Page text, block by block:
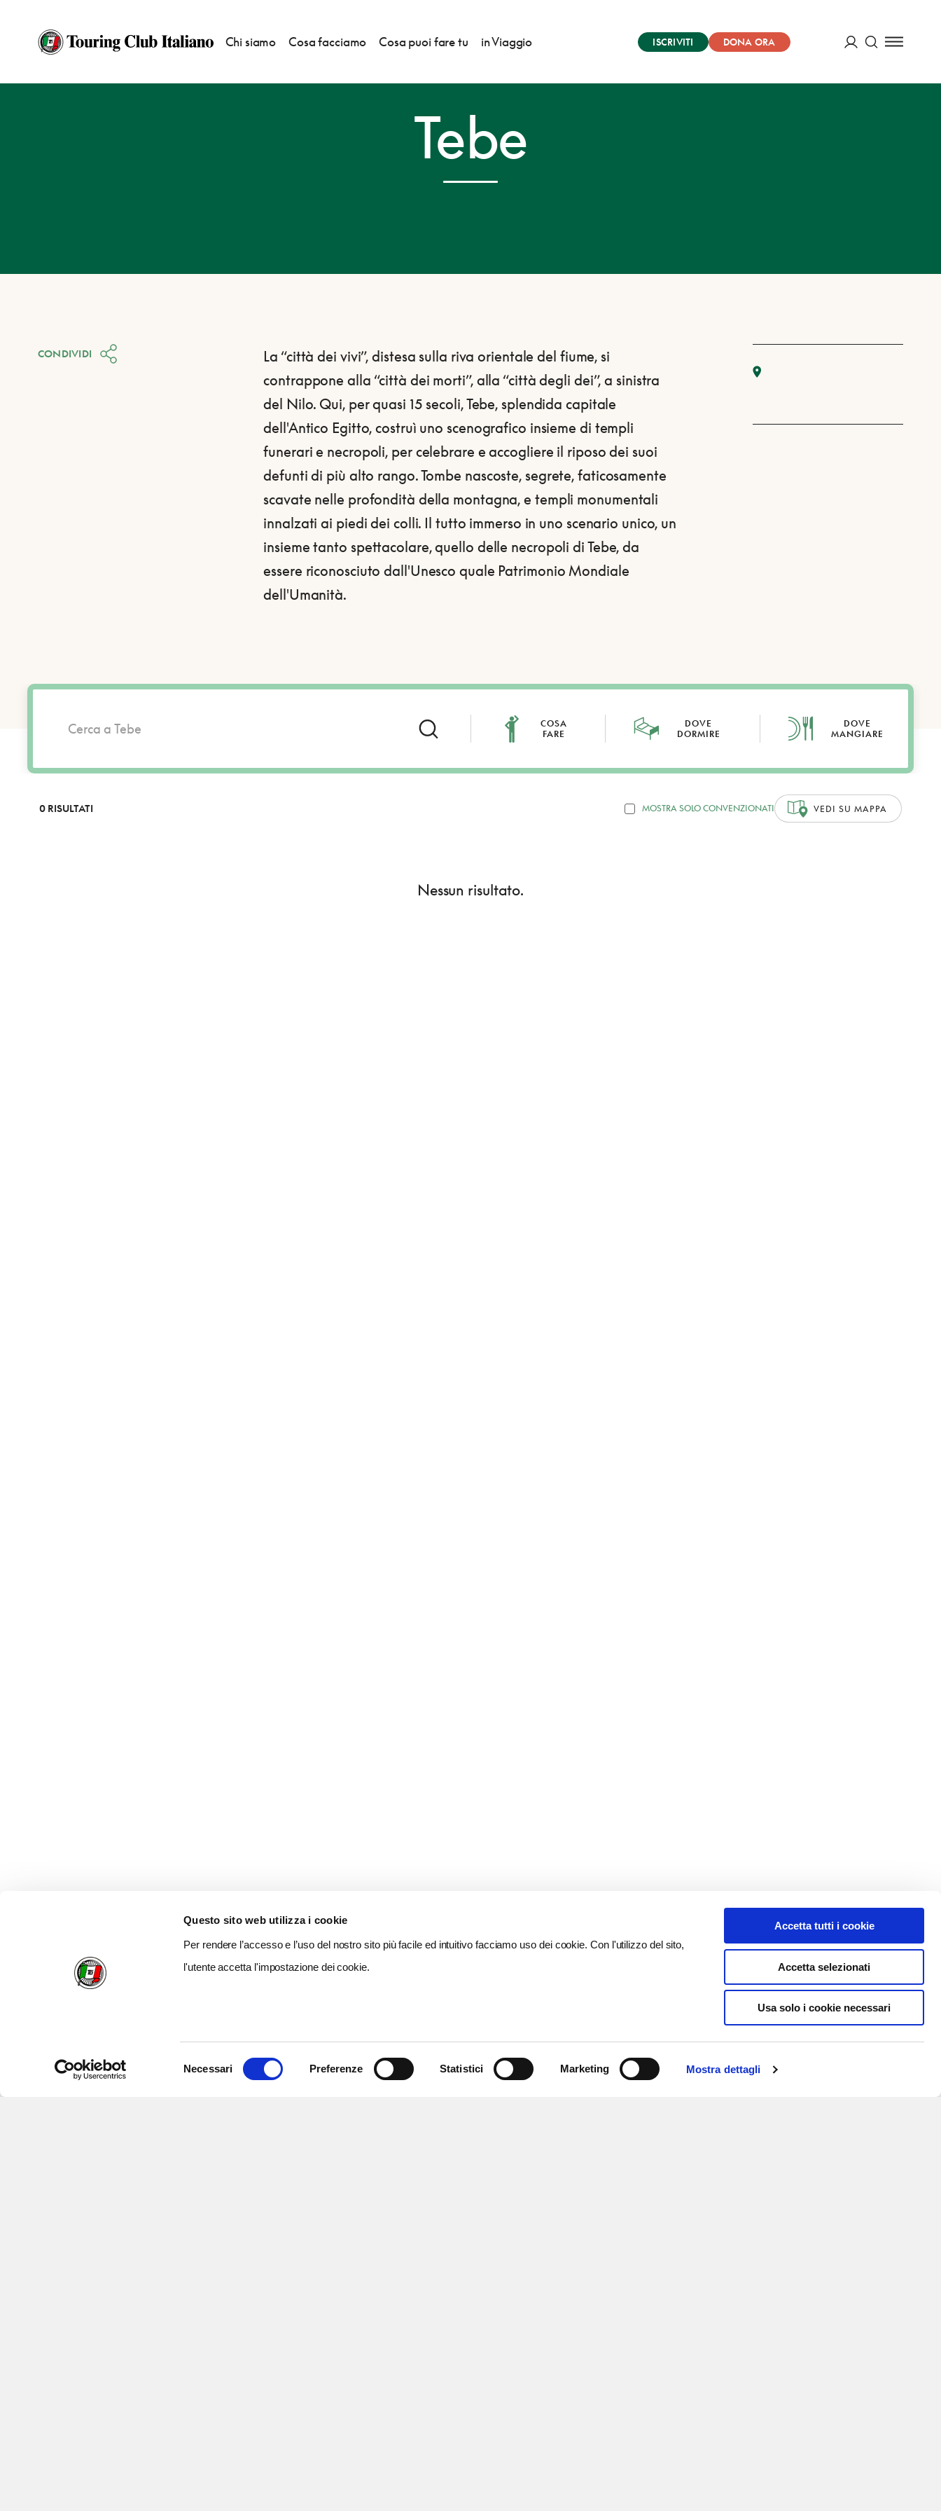
Questo sito web utilizza i cookie
Per rendere l’accesso e l’uso del nostro sito più facile ed intuitivo facciamo uso dei cookie. Con l'utilizzo del sito,
l'utente accetta l'impostazione dei cookie.
Necessari Preferenze Statistici Marketing Mostra dettagli
Accetta tutti i cookie
Accetta selezionati
Usa solo i cookie necessari
Chi siamo Cosa facciamo Cosa puoi fare tu in Viaggio ISCRIVITI
DONA ORA
HOME DESTINAZIONI TEBE
Tebe
La “città dei vivi”, distesa sulla riva orientale del fiume, si
contrappone alla “città dei morti”, alla “città degli dei”, a sinistra
del Nilo. Qui, per quasi 15 secoli, Tebe, splendida capitale
dell'Antico Egitto, costruì uno scenografico insieme di templi
funerari e necropoli, per celebrare e accogliere il riposo dei suoi
defunti di più alto rango.Tombe nascoste, segrete, faticosamente
scavate nelle profondità della montagna, e templi monumentali
innalzati ai piedi dei colli. Il tutto immerso in uno scenario unico, un
insieme tanto spettacolare, quello delle necropoli di Tebe, da
essere riconosciuto dall'Unesco quale Patrimonio Mondiale
dell'Umanità.
CONDIVIDI
COSA
FARE
DOVE
DORMIRE
DOVE
MANGIARE
0 RISULTATI MOSTRA SOLO CONVENZIONATI VEDI SU MAPPA
Nessun risultato.